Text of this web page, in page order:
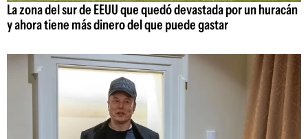
La zona del sur de EEUU que quedó devastada por un huracán
y ahora tiene más dinero del que puede gastar